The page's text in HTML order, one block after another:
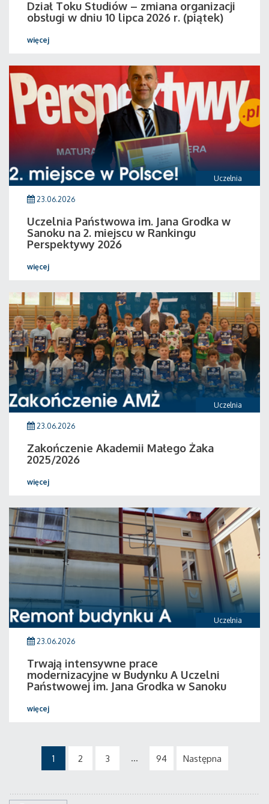
Dział Toku Studiów – zmiana organizacji
obsługi w dniu 10 lipca 2026 r. (piątek)
więcej
Uczelnia
23.06.2026
Uczelnia Państwowa im. Jana Grodka w
Sanoku na 2. miejscu w Rankingu
Perspektywy 2026
więcej
Uczelnia
23.06.2026
Zakończenie Akademii Małego Żaka
2025/2026
więcej
Uczelnia
23.06.2026
Trwają intensywne prace
modernizacyjne w Budynku A Uczelni
Państwowej im. Jana Grodka w Sanoku
więcej
1 2 3 ... 94 Następna